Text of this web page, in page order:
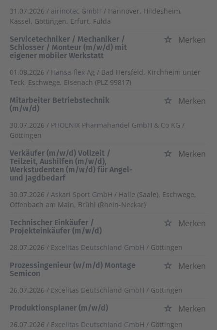
31.07.2026 / airinotec GmbH / Hannover, Hildesheim,
Kassel, Göttingen, Erfurt, Fulda
Servicetechniker / Mechaniker /
Schlosser / Monteur (m/w/d) mit
eigener mobiler Werkstatt
Merken
01.08.2026 / Hansa-flex Ag / Bad Hersfeld, Kirchheim unter
Teck, Eschwege, Eisenach (PLZ 99817)
Mitarbeiter Betriebstechnik
(m/w/d)
Merken
30.07.2026 / PHOENIX Pharmahandel GmbH & Co KG /
Göttingen
Verkäufer (m/w/d) Vollzeit /
Teilzeit, Aushilfen (m/w/d),
Werkstudenten (m/w/d) für Angel-
und Jagdbedarf
Merken
30.07.2026 / Askari Sport GmbH / Halle (Saale), Eschwege,
Offenbach am Main, Brühl (Rhein-Neckar)
Technischer Einkäufer /
Projekteinkäufer (m/w/d)
Merken
28.07.2026 / Excelitas Deutschland GmbH / Göttingen
Prozessingenieur (w/m/d) Montage
Semicon
Merken
26.07.2026 / Excelitas Deutschland GmbH / Göttingen
Produktionsplaner (m/w/d)
Merken
26.07.2026 / Excelitas Deutschland GmbH / Göttingen